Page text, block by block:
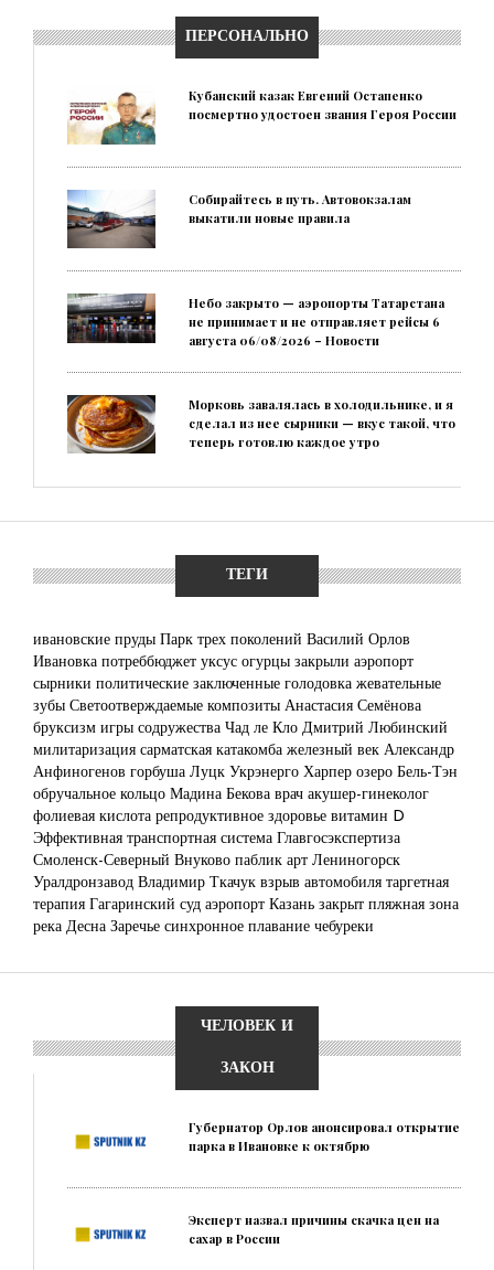
ПЕРСОНАЛЬНО
Кубанский казак Евгений Остапенко
посмертно удостоен звания Героя России
Собирайтесь в путь. Автовокзалам
выкатили новые правила
Небо закрыто — аэропорты Татарстана
не принимает и не отправляет рейсы 6
августа 06/08/2026 – Новости
Морковь завалялась в холодильнике, и я
сделал из нее сырники — вкус такой, что
теперь готовлю каждое утро
ТЕГИ
ивановские пруды Парк трех поколений Василий Орлов
Ивановка потреббюджет уксус огурцы закрыли аэропорт
сырники политические заключенные голодовка жевательные
зубы Светоотверждаемые композиты Анастасия Семёнова
бруксизм игры содружества Чад ле Кло Дмитрий Любинский
милитаризация сарматская катакомба железный век Александр
Анфиногенов горбуша Луцк Укрэнерго Харпер озеро Бель-Тэн
обручальное кольцо Мадина Бекова врач акушер-гинеколог
фолиевая кислота репродуктивное здоровье витамин D
Эффективная транспортная система Главгосэкспертиза
Смоленск-Северный Внуково паблик арт Лениногорск
Уралдронзавод Владимир Ткачук взрыв автомобиля таргетная
терапия Гагаринский суд аэропорт Казань закрыт пляжная зона
река Десна Заречье синхронное плавание чебуреки
ЧЕЛОВЕК И
ЗАКОН
Губернатор Орлов анонсировал открытие
парка в Ивановке к октябрю
Эксперт назвал причины скачка цен на
сахар в России